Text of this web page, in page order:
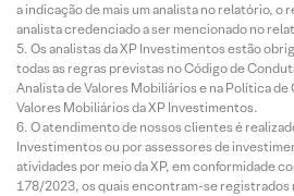
a indicação de mais um analista no relatório, o
analista credenciado a ser mencionado no
Os analistas da XP Investimentos estão
todas as regras previstas no Código de
Analista de Valores Mobiliários e na Política
Valores Mobiliários da XP Investimentos.
O atendimento de nossos clientes é
Investimentos ou por assessores de
atividades por meio da XP, em conformidade
178/2023, os quais encontram-se registrados